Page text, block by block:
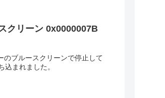
クリーン 0x0000007B
ブルースクリーンで停止して
込まれました。